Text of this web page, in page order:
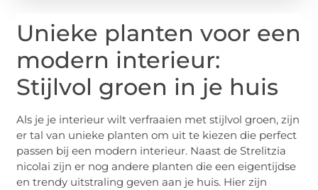
Unieke planten voor een
modern interieur:
Stijlvol groen in je huis
Als je je interieur wilt verfraaien met stijlvol groen, zijn
er tal van unieke planten om uit te kiezen die perfect
passen bij een modern interieur. Naast de Strelitzia
nicolai zijn er nog andere planten die een eigentijdse
en trendy uitstraling geven aan je huis. Hier zijn